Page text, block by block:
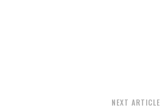
NEXT ARTICLE